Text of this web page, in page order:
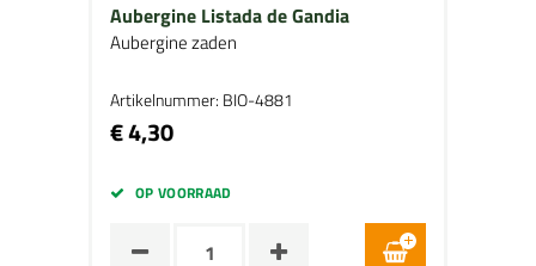
Aubergine Listada de Gandia
Aubergine zaden
Artikelnummer: BIO-4881
€ 4,30
OP VOORRAAD